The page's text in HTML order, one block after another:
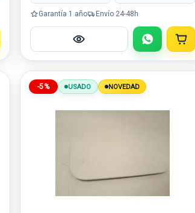
Garantía 1 año Envío 24-48h
-5% USADO NOVEDAD